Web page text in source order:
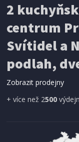
2
centrum
Svítidel a
podlah,
Zobrazit prodejny
+ více než 2500